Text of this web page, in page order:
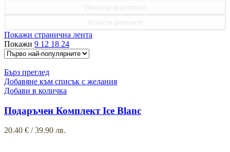
Покажи странична лента
Покажи 9 12 18 24
Бърз преглед
Добавяне към списък с желания
Добави в количка
Подаръчен Комплект Ice Blanc
20.40 € / 39.90 лв.